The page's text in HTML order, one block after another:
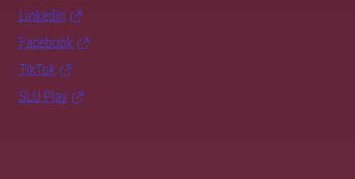
LinkedIn
Facebook
TikTok
SLU Play